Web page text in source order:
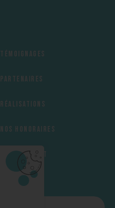
Témoignages
Partenaires
Réalisations
Nos honoraires
Recrutement